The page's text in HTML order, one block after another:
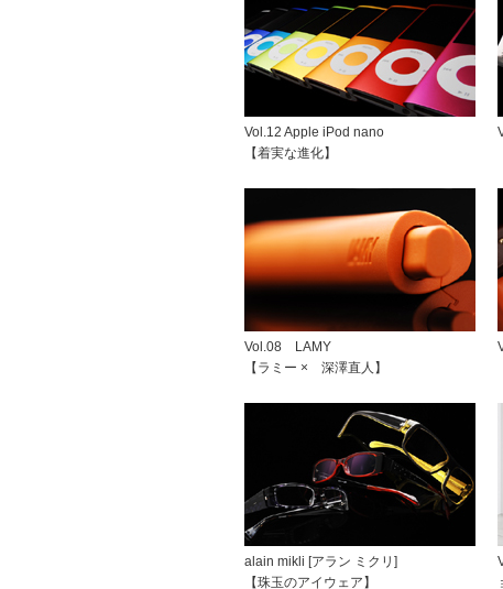
Vol.12 Apple iPod nano
【着実な進化】
Vol.08 LAMY
【ラミー × 深澤直人】
alain mikli [アラン ミクリ]
【珠玉のアイウェア】